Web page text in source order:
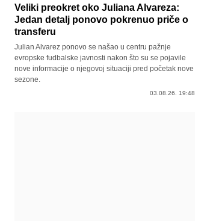
Veliki preokret oko Juliana Alvareza:
Jedan detalj ponovo pokrenuo priče o
transferu
Julian Alvarez ponovo se našao u centru pažnje
evropske fudbalske javnosti nakon što su se pojavile
nove informacije o njegovoj situaciji pred početak nove
sezone.
03.08.26. 19:48